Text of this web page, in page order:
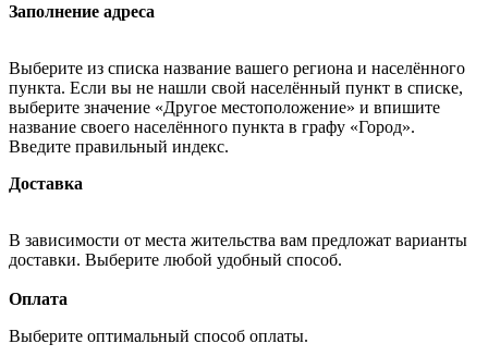
Заполнение адреса
Выберите из списка название вашего региона и населённого
пункта. Если вы не нашли свой населённый пункт в списке,
выберите значение «Другое местоположение» и впишите
название своего населённого пункта в графу «Город».
Введите правильный индекс.
Доставка
В зависимости от места жительства вам предложат варианты
доставки. Выберите любой удобный способ.
Оплата
Выберите оптимальный способ оплаты.